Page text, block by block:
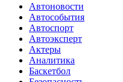
Автоновости
Автособытия
Автоспорт
Автоэксперт
Актеры
Аналитика
Баскетбол